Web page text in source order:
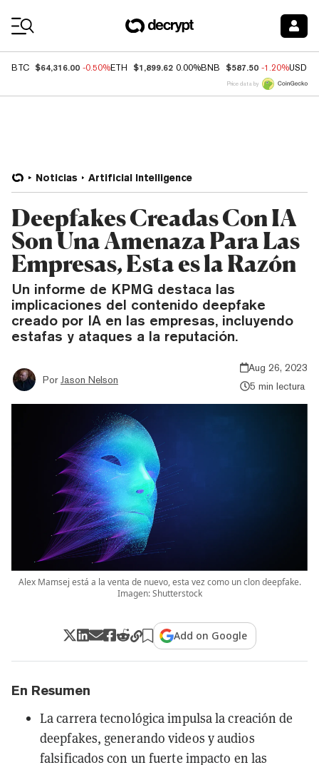
BTC $64,316.00 -0.50%ETH $1,899.62 0.00%BNB $587.50 -1.20%USDC
Price data by
Noticias Artificial Intelligence
Deepfakes Creadas Con IA
Son Una Amenaza Para Las
Empresas, Esta es la Razón
Un informe de KPMG destaca las
implicaciones del contenido deepfake
creado por IA en las empresas, incluyendo
estafas y ataques a la reputación.
Por Jason Nelson
Aug 26, 2023
5 min lectura
Alex Mamsej está a la venta de nuevo, esta vez como un clon deepfake.
Imagen: Shutterstock
Add on Google
En Resumen
La carrera tecnológica impulsa la creación de
deepfakes, generando videos y audios
falsificados con un fuerte impacto en las